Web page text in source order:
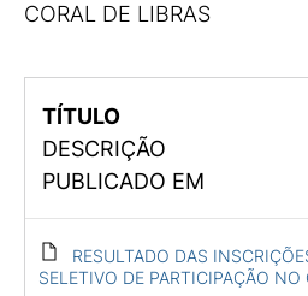
CORAL DE LIBRAS
TÍTULO
DESCRIÇÃO
PUBLICADO EM
RESULTADO DAS
SELETIVO DE PARTICIPAÇÃO NO